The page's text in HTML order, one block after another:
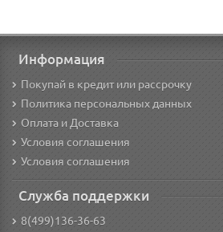
Информация
Покупай в кредит или рассрочку
Политика персональных данных
Оплата и Доставка
Условия соглашения
Условия соглашения
Служба поддержки
8(499)136-36-63